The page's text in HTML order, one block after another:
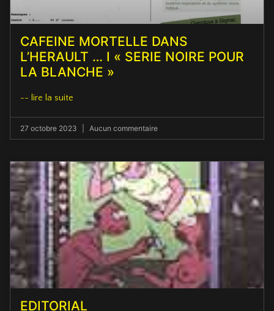
CAFEINE MORTELLE DANS
L’HERAULT … I « SERIE NOIRE POUR
LA BLANCHE »
-- lire la suite
27 octobre 2023 Aucun commentaire
EDITORIAL